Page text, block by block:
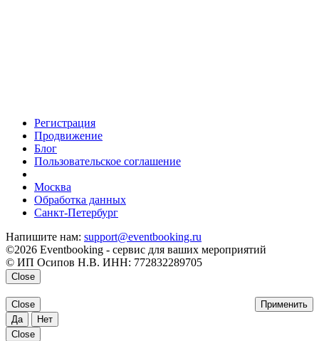
Регистрация
Продвижение
Блог
Пользовательское соглашение
Москва
Обработка данных
Санкт-Петербург
Напишите нам: support@eventbooking.ru
©2026 Eventbooking - сервис для ваших мероприятий
© ИП Осипов Н.В. ИНН: 772832289705
Close
Применить
Close
Да
Нет
Close